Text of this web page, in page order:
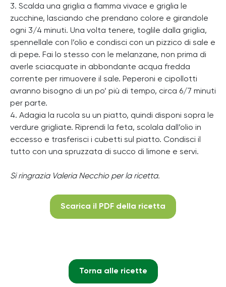
3. Scalda una griglia a fiamma vivace e griglia le
zucchine, lasciando che prendano colore e girandole
ogni 3/4 minuti. Una volta tenere, toglile dalla griglia,
spennellale con l’olio e condisci con un pizzico di sale e
di pepe. Fai lo stesso con le melanzane, non prima di
averle sciacquate in abbondante acqua fredda
corrente per rimuovere il sale. Peperoni e cipollotti
avranno bisogno di un po’ più di tempo, circa 6/7 minuti
per parte.
4. Adagia la rucola su un piatto, quindi disponi sopra le
verdure grigliate. Riprendi la feta, scolala dall’olio in
eccesso e trasferisci i cubetti sul piatto. Condisci il
tutto con una spruzzata di succo di limone e servi.
Si ringrazia Valeria Necchio per la ricetta.
Scarica il PDF della ricetta
Torna alle ricette